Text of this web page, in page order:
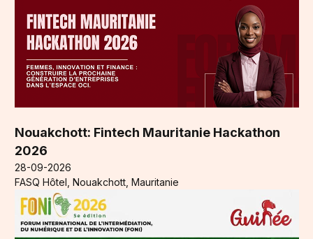
Nouakchott: Fintech Mauritanie Hackathon
2026
28-09-2026
FASQ Hôtel, Nouakchott, Mauritanie